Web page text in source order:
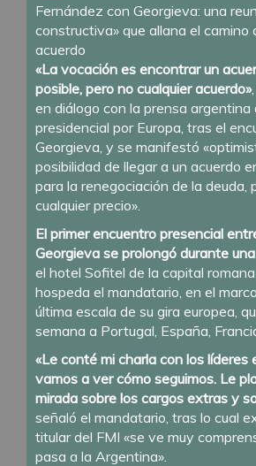
Fernández con Georgieva: una
constructiva» que allana el camino
acuerdo
«La vocación es encontrar un
posible, pero no cualquier acuerdo»
en diálogo con la prensa argentina
presidencial por Europa, tras el
Georgieva, y se manifestó
posibilidad de llegar a un acuerdo
para la renegociación de la deuda,
cualquier precio».
El primer encuentro presencial
Georgieva se prolongó durante
el hotel Sofitel de la capital
hospeda el mandatario, en el
última escala de su gira europea,
semana a Portugal, España,
«Le conté mi charla con los líderes
vamos a ver cómo seguimos. Le
mirada sobre los cargos extras y
señaló el mandatario, tras lo cual
titular del FMI «se ve muy
pasa a la Argentina».